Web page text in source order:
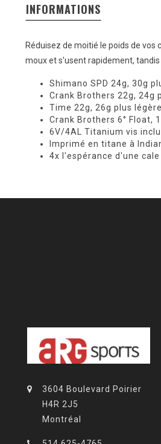
INFORMATIONS
Réduisez de moitié le poids de
moux et s'usent rapidement,
Shimano SPD 24g, 30g
Crank Brothers 22g, 24g
Time 22g, 26g plus
Crank Brothers 6° Float,
6V/4AL Titanium vis
Imprimé en titane à
4x l'espérance d'une
3604 Boulevard Poirier
H4R 2J5
Montréal